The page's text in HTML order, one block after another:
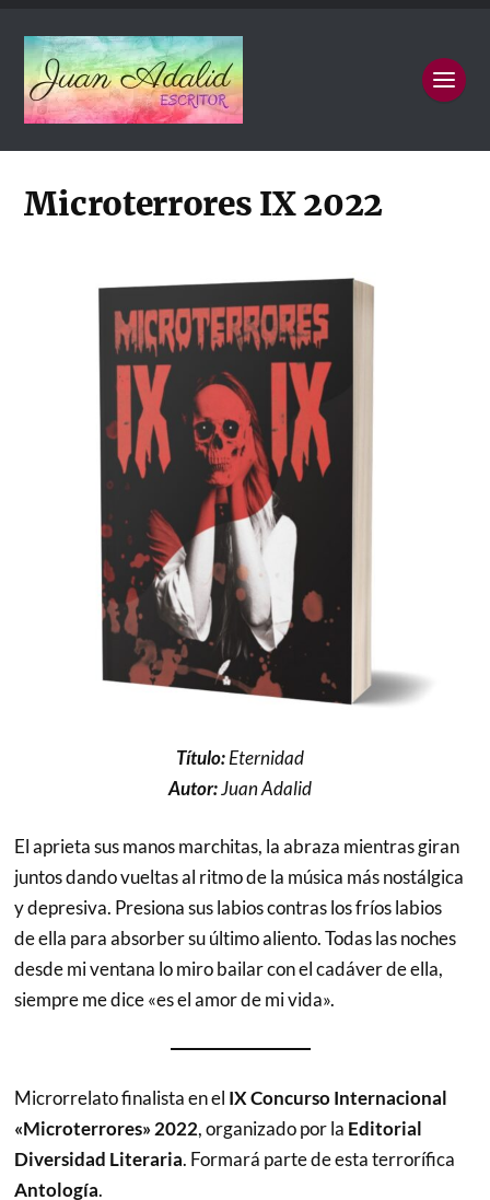
Microterrores IX 2022
Título:Eternidad
Autor:Juan Adalid
El aprieta sus manos marchitas, la abraza mientras giran
juntos dando vueltas al ritmo de la música más nostálgica
y depresiva. Presiona sus labios contras los fríos labios
de ella para absorber su último aliento. Todas las noches
desde mi ventana lo miro bailar con el cadáver de ella,
siempre me dice «es el amor de mi vida».
Microrrelato finalista en el IX Concurso Internacional
«Microterrores» 2022, organizado por la Editorial
Diversidad Literaria. Formará parte de esta terrorífica
Antología.